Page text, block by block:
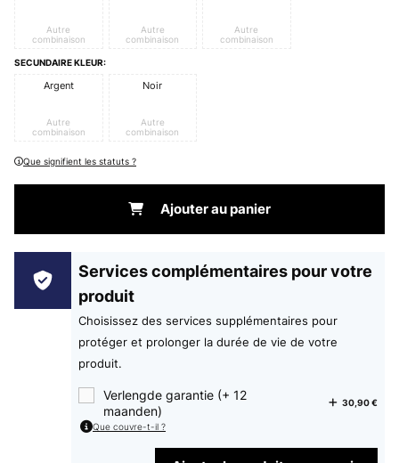
Autre
combinaison
Autre
combinaison
Autre
combinaison
SECUNDAIRE KLEUR:
Argent
Autre
combinaison
Noir
Autre
combinaison
Que signifient les statuts ?
Ajouter au panier
Services complémentaires pour votre
produit
Choisissez des services supplémentaires pour
protéger et prolonger la durée de vie de votre
produit.
Verlengde garantie (+ 12
maanden)
30,90 €
Que couvre-t-il ?